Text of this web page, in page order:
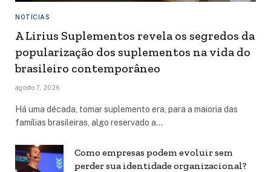
NOTÍCIAS
A Lirius Suplementos revela os segredos da
popularização dos suplementos na vida do
brasileiro contemporâneo
agosto 7, 2026
Há uma década, tomar suplemento era, para a maioria das
famílias brasileiras, algo reservado a…
Como empresas podem evoluir sem
perder sua identidade organizacional?